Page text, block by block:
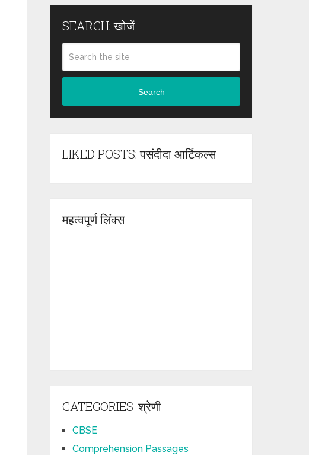
SEARCH: खोजें
Search
LIKED POSTS: पसंदीदा आर्टिकल्स
महत्वपूर्ण लिंक्स
CATEGORIES-श्रेणी
CBSE
Comprehension Passages